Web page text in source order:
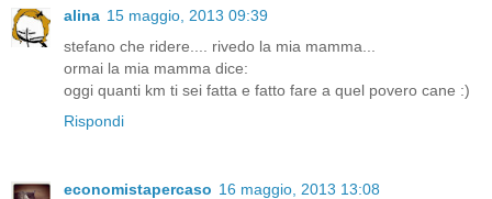
alina 15 maggio, 2013 09:39
stefano che ridere.... rivedo la mia mamma...
ormai la mia mamma dice:
oggi quanti km ti sei fatta e fatto fare a quel povero cane :)
Rispondi
economistapercaso 16 maggio, 2013 13:08